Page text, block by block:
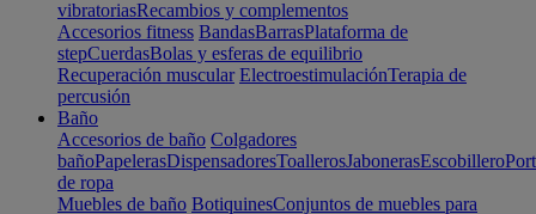
vibratoriasRecambios y complementos
Accesorios fitness BandasBarrasPlataforma de
stepCuerdasBolas y esferas de equilibrio
Recuperación muscular ElectroestimulaciónTerapia de
percusión
Baño
Accesorios de baño Colgadores
bañoPapelerasDispensadoresToallerosJabonerasEscobillero
de ropa
Muebles de baño BotiquinesConjuntos de muebles para